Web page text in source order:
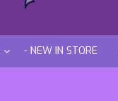
- NEW IN STORE